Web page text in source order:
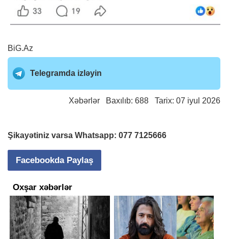
BiG.Az
Telegramda izləyin
Xəbərlər Baxılıb: 688 Tarix: 07 iyul 2026
Şikayətiniz varsa Whatsapp: 077 7125666
Facebookda Paylaş
Oxşar xəbərlər